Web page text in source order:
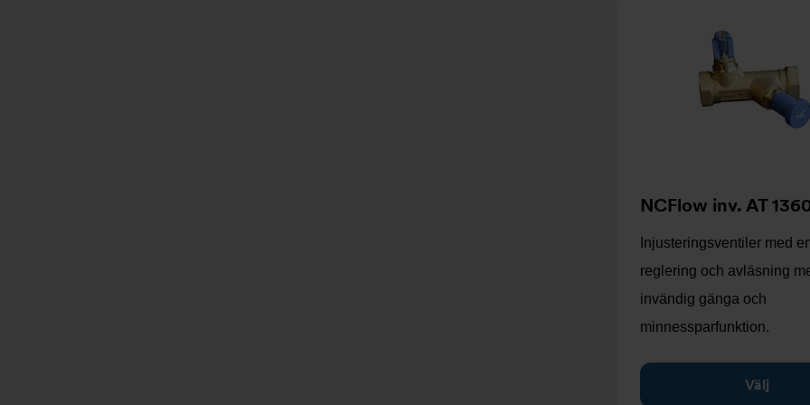
NCFlow inv. AT
Injusteringsventiler med
reglering och avläsning
invändig gänga och
minnessparfunktion.
Välj